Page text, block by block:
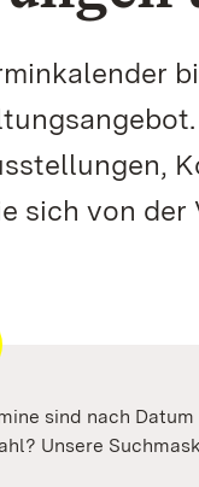
sich von
sind nach
Unsere